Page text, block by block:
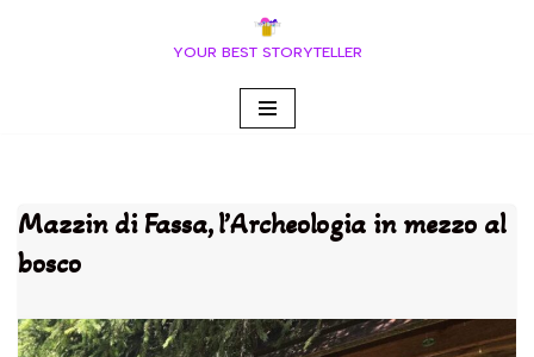
YOUR BEST STORYTELLER
Mazzin di Fassa, l’Archeologia in mezzo al
bosco